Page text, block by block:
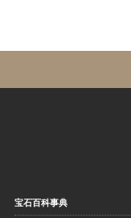
宝石百科事典